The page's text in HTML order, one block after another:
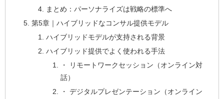
まとめ：パーソナライズは戦略の標準へ
第5章｜ハイブリッドなコンサル提供モデル
ハイブリッドモデルが支持される背景
ハイブリッド提供でよく使われる手法
・ リモートワークセッション（オンライン対
話）
・ デジタルプレゼンテーション（オンライン